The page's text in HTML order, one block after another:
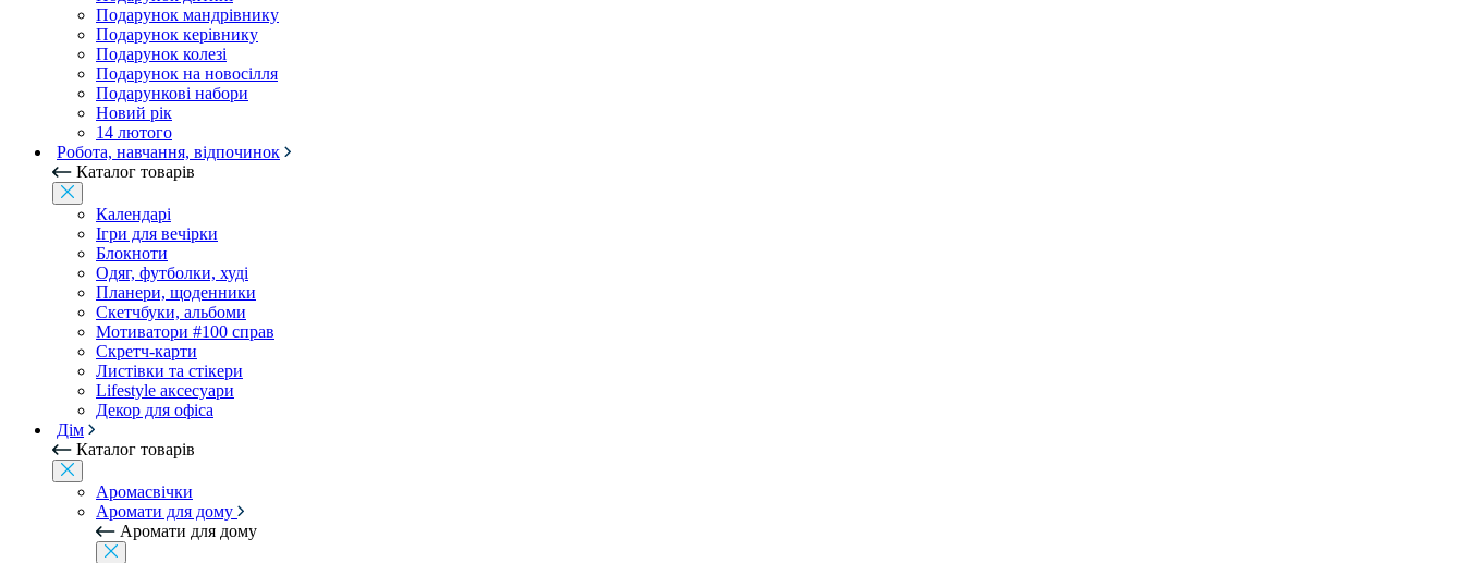
Подарунок мандрівнику
Подарунок керівнику
Подарунок колезі
Подарунок на новосілля
Подарункові набори
Новий рік
14 лютого
Робота, навчання, відпочинок
Каталог товарів
Календарі
Ігри для вечірки
Блокноти
Одяг, футболки, худі
Планери, щоденники
Скетчбуки, альбоми
Мотиватори #100 справ
Скретч-карти
Листівки та стікери
Lifestyle аксесуари
Декор для офіса
Дім
Каталог товарів
Аромасвічки
Аромати для дому
Аромати для дому